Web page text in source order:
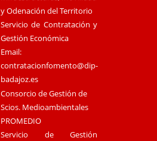
y Odenación del Territorio
Servicio de Contratación y
Gestión Económica
Email:
contratacionfomento@dip-
badajoz.es
Consorcio de Gestión de
Scios. Medioambientales
PROMEDIO
Servicio de Gestión